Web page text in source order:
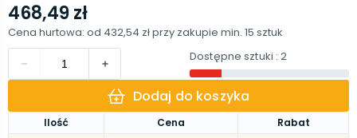
Ilość Cena
Rabat
468,49 zł
Cena hurtowa: od 432,54 złprzy zakupie min. 15 sztuk
Dostępne sztuki : 2
Dodaj do koszyka